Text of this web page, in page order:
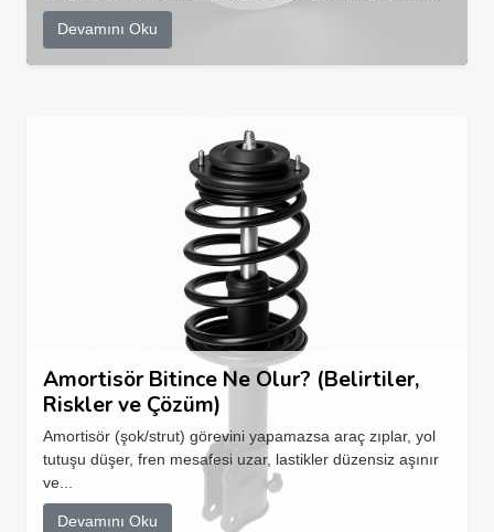
Devamını Oku
Amortisör Bitince Ne Olur? (Belirtiler,
Riskler ve Çözüm)
Amortisör (şok/strut) görevini yapamazsa araç zıplar, yol
tutuşu düşer, fren mesafesi uzar, lastikler düzensiz aşınır
ve...
Devamını Oku